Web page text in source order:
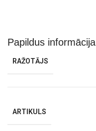
Papildus informācija
RAŽOTĀJS
ARTIKULS